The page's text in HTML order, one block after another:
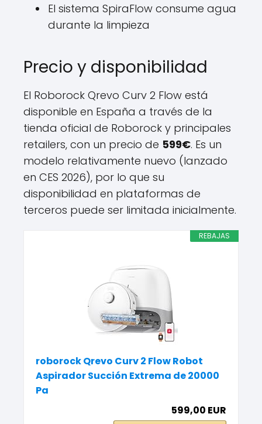
El sistema SpiraFlow consume agua
durante la limpieza
Precio y disponibilidad
El Roborock Qrevo Curv 2 Flow está
disponible en España a través de la
tienda oficial de Roborock y principales
retailers, con un precio de 599€. Es un
modelo relativamente nuevo (lanzado
en CES 2026), por lo que su
disponibilidad en plataformas de
terceros puede ser limitada inicialmente.
REBAJAS
roborock Qrevo Curv 2 Flow Robot
Aspirador Succión Extrema de 20000
Pa
599,00 EUR